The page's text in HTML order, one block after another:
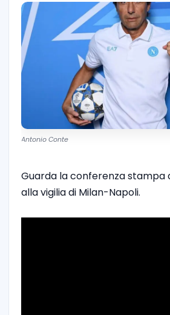
Antonio Conte
Guarda la conferenza stampa
alla vigilia di Milan-Napoli.